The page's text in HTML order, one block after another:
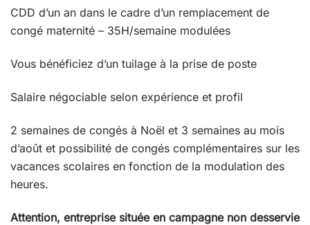
CDD d’un an dans le cadre d’un remplacement de
congé maternité – 35H/semaine modulées
Vous bénéficiez d’un tuilage à la prise de poste
Salaire négociable selon expérience et profil
2 semaines de congés à Noël et 3 semaines au mois
d’août et possibilité de congés complémentaires sur les
vacances scolaires en fonction de la modulation des
heures.
Attention, entreprise située en campagne non desservie